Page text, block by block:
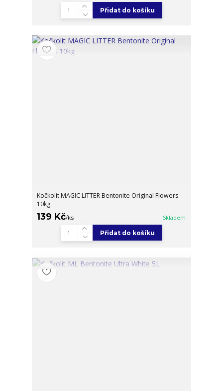
Přidat do košíku
Kočkolit MAGIC LITTER Bentonite Original Flowers
10kg
139 Kč/ks Skladem
Přidat do košíku